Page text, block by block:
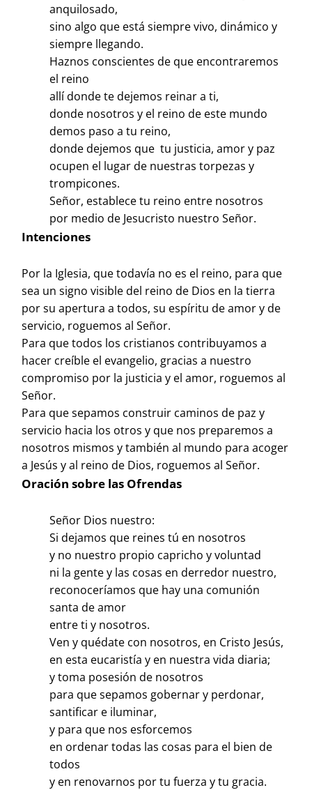
anquilosado,
sino algo que está siempre vivo, dinámico y
siempre llegando.
Haznos conscientes de que encontraremos
el reino
allí donde te dejemos reinar a ti,
donde nosotros y el reino de este mundo
demos paso a tu reino,
donde dejemos que tu justicia, amor y paz
ocupen el lugar de nuestras torpezas y
trompicones.
Señor, establece tu reino entre nosotros
por medio de Jesucristo nuestro Señor.
Intenciones
Por la Iglesia, que todavía no es el reino, para que
sea un signo visible del reino de Dios en la tierra
por su apertura a todos, su espíritu de amor y de
servicio, roguemos al Señor.
Para que todos los cristianos contribuyamos a
hacer creíble el evangelio, gracias a nuestro
compromiso por la justicia y el amor, roguemos al
Señor.
Para que sepamos construir caminos de paz y
servicio hacia los otros y que nos preparemos a
nosotros mismos y también al mundo para acoger
a Jesús y al reino de Dios, roguemos al Señor.
Oración sobre las Ofrendas
Señor Dios nuestro:
Si dejamos que reines tú en nosotros
y no nuestro propio capricho y voluntad
ni la gente y las cosas en derredor nuestro,
reconoceríamos que hay una comunión
santa de amor
entre ti y nosotros.
Ven y quédate con nosotros, en Cristo Jesús,
en esta eucaristía y en nuestra vida diaria;
y toma posesión de nosotros
para que sepamos gobernar y perdonar,
santificar e iluminar,
y para que nos esforcemos
en ordenar todas las cosas para el bien de
todos
y en renovarnos por tu fuerza y tu gracia.